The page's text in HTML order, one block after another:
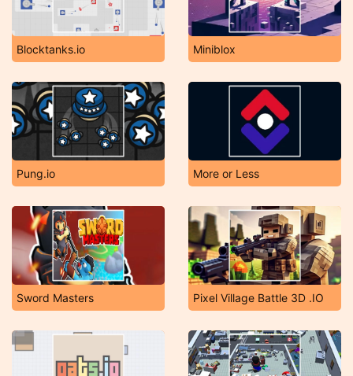
Blocktanks.io Miniblox
Pung.io More or Less
Sword Masters Pixel Village Battle 3D .IO